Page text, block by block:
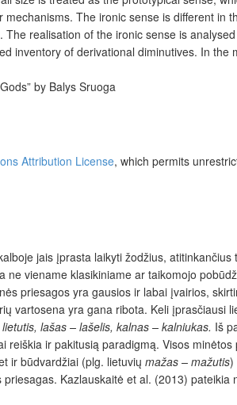
The ironic sense is different
realisation of the ironic sense is
inventory of derivational diminutives. In
by Balys Sruoga
Attribution License, which permits
jais įprasta laikyti žodžius,
viename klasikiniame ar taikomojo
priesagos yra gausios ir labai įvairios,
vartosena yra gana ribota. Keli
lašas – lašelis, kalnas – kalniukas. Iš
reiškia ir pakitusią paradigmą. Visos
ir būdvardžiai (plg. lietuvių mažas – mažutis)
priesagas. Kazlauskaitė et al. (2013)